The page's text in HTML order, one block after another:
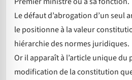
Le défaut d’abrogation d’un seul
le positionne à la valeur
hiérarchie des normes juridiques.
Or il apparaît à l’article unique
modification de la constitution